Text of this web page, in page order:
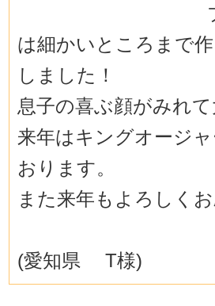
は細かいところまで
しました！
息子の喜ぶ顔がみれ
来年はキングオージ
おります。
また来年もよろしく
(愛知県 T様)